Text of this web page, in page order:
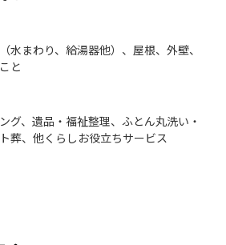
水まわり、給湯器他）、屋根、外壁、
と
グ、遺品・福祉整理、ふとん丸洗い・
葬、他くらしお役立ちサービス